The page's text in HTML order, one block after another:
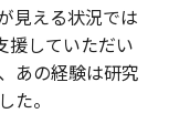
見える状況では
援していただい
あの経験は研究
た。